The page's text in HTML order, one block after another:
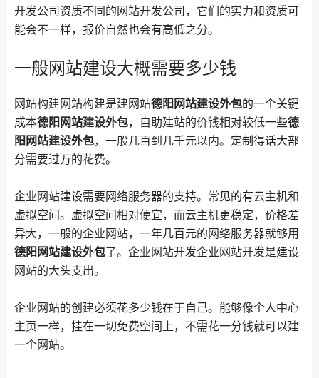
开发公司资质不同的网站开发公司，它们的实力和资质可
能会不一样，报价自然也会有高低之分。
一般网站建设大概需要多少钱
网站构建网站构建是建网站德阳网站建设外包的一个关键
成本德阳网站建设外包，自助建站的价钱相对较低一些德
阳网站建设外包，一般几百到几千元以内。定制得话大部
分需要过万的花费。
企业网站建设需要网络服务器的支持。常见的有云主机和
虚拟空间。虚拟空间相对便宜，而云主机更稳定，价格差
异大，一般的企业网站，一年几百元的网络服务器就够用
德阳网站建设外包 了。企业网站开发企业网站开发是建设
网站的大头支出。
企业网站的创建必须花多少钱在于自己。能够像个人中心
主页一样，挂在一切免费空间上，不需花一分钱就可以建
一个网站。